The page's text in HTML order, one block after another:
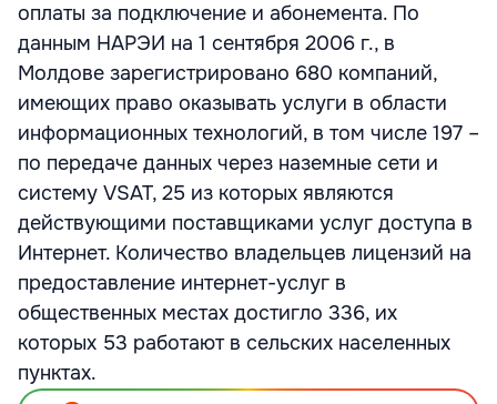
оплаты за подключение и абонемента. По
данным НАРЭИ на 1 сентября 2006 г., в
Молдове зарегистрировано 680 компаний,
имеющих право оказывать услуги в области
информационных технологий, в том числе 197 –
по передаче данных через наземные сети и
систему VSAT, 25 из которых являются
действующими поставщиками услуг доступа в
Интернет. Количество владельцев лицензий на
предоставление интернет-услуг в
общественных местах достигло 336, их
которых 53 работают в сельских населенных
пунктах.